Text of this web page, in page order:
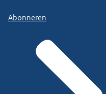
Abonneren